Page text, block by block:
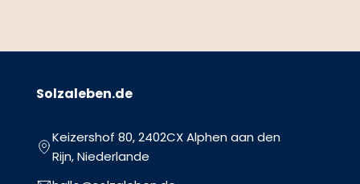
Solzaleben.de
Keizershof 80, 2402CX Alphen aan den
Rijn, Niederlande